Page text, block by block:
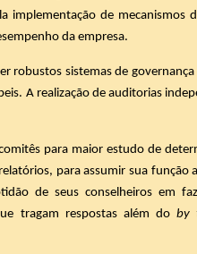
implementação de mecanismos
da empresa.
robustos sistemas de
A realização de auditorias
para maior estudo de
para assumir sua função
de seus conselheiros em
tragam respostas além do by